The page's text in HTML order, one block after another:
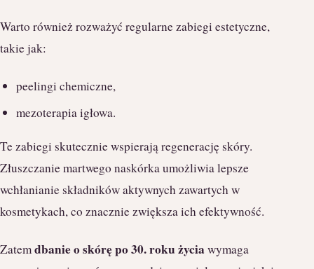
Warto również rozważyć regularne zabiegi estetyczne,
takie jak:
peelingi chemiczne,
mezoterapia igłowa.
Te zabiegi skutecznie wspierają regenerację skóry.
Złuszczanie martwego naskórka umożliwia lepsze
wchłanianie składników aktywnych zawartych w
kosmetykach, co znacznie zwiększa ich efektywność.
Zatemdbanie o skórę po 30. roku życia wymaga